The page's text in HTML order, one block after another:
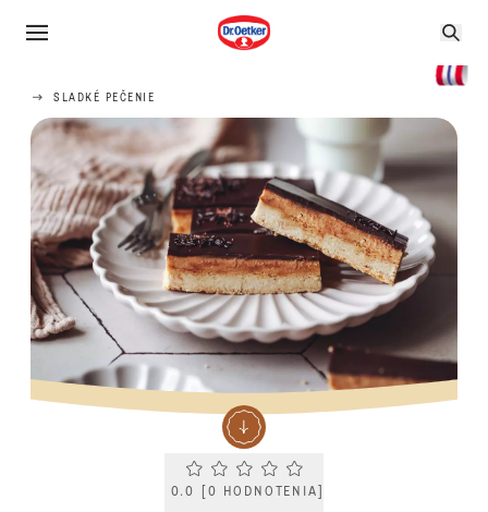
SLADKÉ PEČENIE
Current rating 0.0. Click to rate.
0.0 0 HODNOTENIA